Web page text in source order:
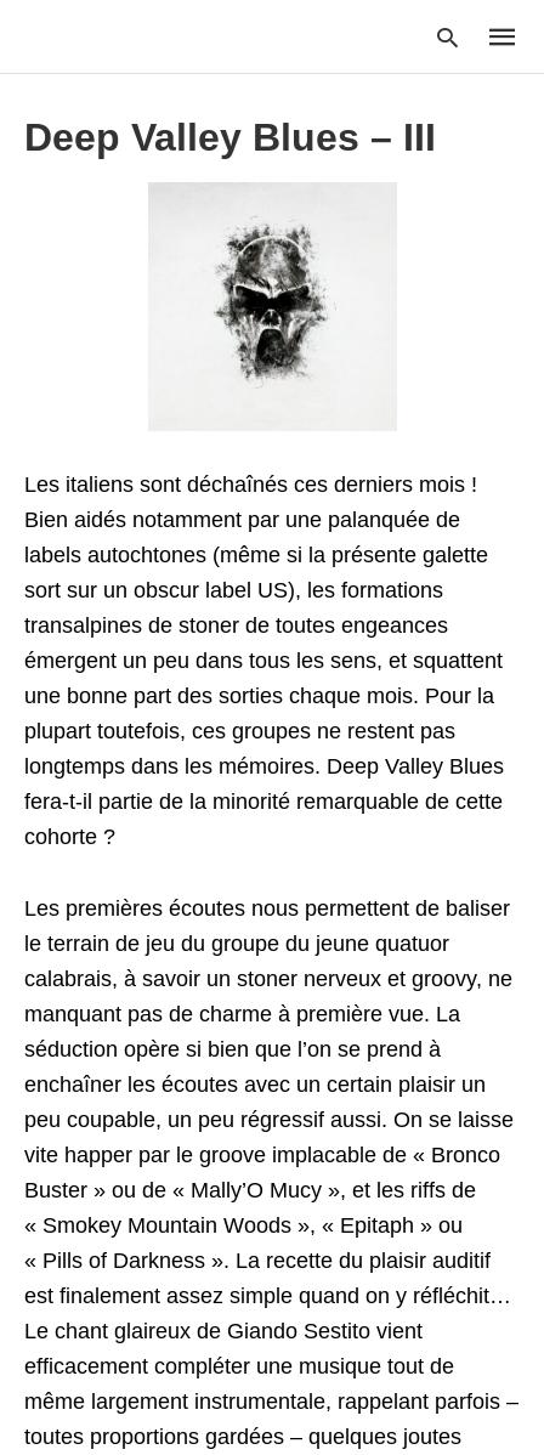
Deep Valley Blues – III
Les italiens sont déchaînés ces derniers mois !
Bien aidés notamment par une palanquée de
labels autochtones (même si la présente galette
sort sur un obscur label US), les formations
transalpines de stoner de toutes engeances
émergent un peu dans tous les sens, et squattent
une bonne part des sorties chaque mois. Pour la
plupart toutefois, ces groupes ne restent pas
longtemps dans les mémoires. Deep Valley Blues
fera-t-il partie de la minorité remarquable de cette
cohorte ?
Les premières écoutes nous permettent de baliser
le terrain de jeu du groupe du jeune quatuor
calabrais, à savoir un stoner nerveux et groovy, ne
manquant pas de charme à première vue. La
séduction opère si bien que l’on se prend à
enchaîner les écoutes avec un certain plaisir un
peu coupable, un peu régressif aussi. On se laisse
vite happer par le groove implacable de « Bronco
Buster » ou de « Mally’O Mucy », et les riffs de
« Smokey Mountain Woods », « Epitaph » ou
« Pills of Darkness ». La recette du plaisir auditif
est finalement assez simple quand on y réfléchit…
Le chant glaireux de Giando Sestito vient
efficacement compléter une musique tout de
même largement instrumentale, rappelant parfois –
toutes proportions gardées – quelques joutes